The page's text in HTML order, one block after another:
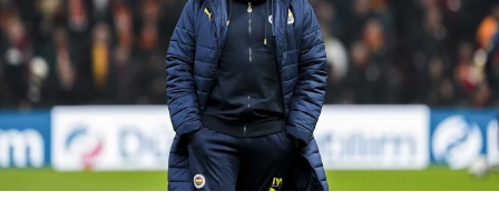
Teknoloji
Türkiye'nin Geleceği
Türkiye'nin Gündemi